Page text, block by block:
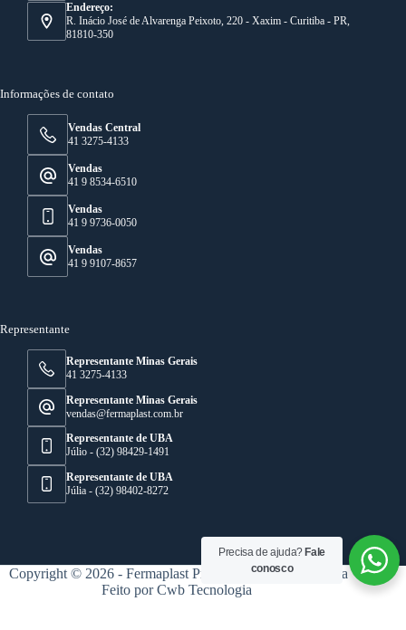
Endereço:
R. Inácio José de Alvarenga Peixoto, 220 - Xaxim - Curitiba - PR,
81810-350
Informações de contato
Vendas Central
41 3275-4133
Vendas
41 9 8534-6510
Vendas
41 9 9736-0050
Vendas
41 9 9107-8657
Representante
Representante Minas Gerais
41 3275-4133
Representante Minas Gerais
vendas@fermaplast.com.br
Representante de UBA
Júlio - (32) 98429-1491
Representante de UBA
Júlia - (32) 98402-8272
Copyright © 2026 - Fermaplast Projetos de Injeção Plástica
Feito porCwb Tecnologia
Precisa de ajuda? Fale
conosco